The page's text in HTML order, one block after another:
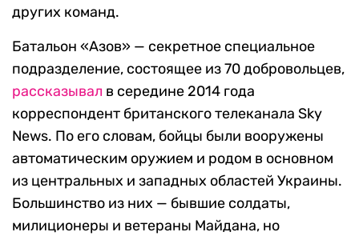
других команд.
Батальон «Азов» — секретное специальное
подразделение, состоящее из 70 добровольцев,
рассказывал в середине 2014 года
корреспондент британского телеканала Sky
News. По его словам, бойцы были вооружены
автоматическим оружием и родом в основном
из центральных и западных областей Украины.
Большинство из них — бывшие солдаты,
милиционеры и ветераны Майдана, но